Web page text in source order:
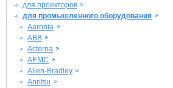
для проекторов
для промышленного оборудования
Aaronia
ABB
Acterna
AEMC
Allen-Bradley
Anritsu